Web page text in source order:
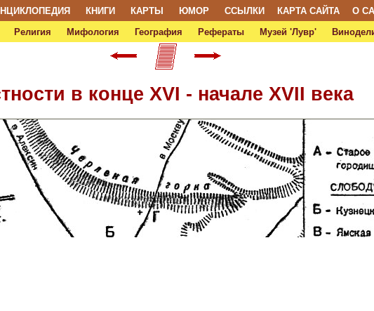
КНИГИ КАРТЫ ЮМОР ССЫЛКИ КАРТА САЙТА
О
Религия Мифология География Рефераты Музей 'Лувр'
в конце XVI - начале XVII века